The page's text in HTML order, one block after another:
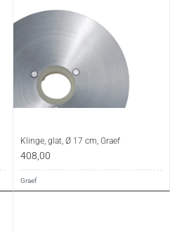
Klinge, glat, Ø 17 cm, Graef
408,00
Graef